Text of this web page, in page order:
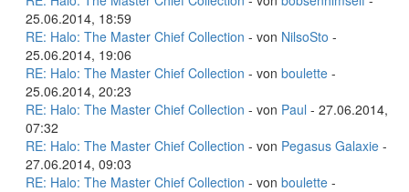
25.06.2014, 18:59
RE: Halo: The Master Chief Collection - von NilsoSto -
25.06.2014, 19:06
RE: Halo: The Master Chief Collection - von boulette -
25.06.2014, 20:23
RE: Halo: The Master Chief Collection - von Paul - 27.06.2014,
07:32
RE: Halo: The Master Chief Collection - von Pegasus Galaxie -
27.06.2014, 09:03
RE: Halo: The Master Chief Collection - von boulette -